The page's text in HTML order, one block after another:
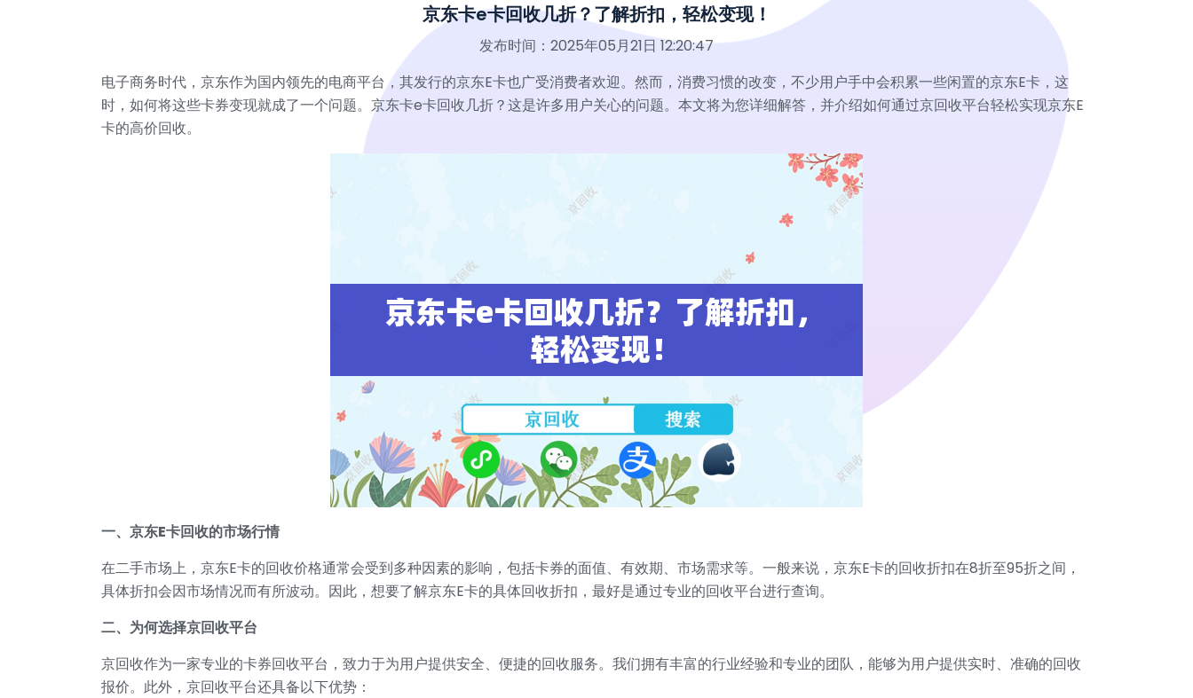
京东卡e卡回收几折？了解折扣，轻松变现！
发布时间：2025年05月21日 12:20:47
电子商务时代，京东作为国内领先的电商平台，其发行的京东E卡也广受消费者欢迎。然而，消费习惯的改变，不少用户手中会积累一些闲置的京东E卡，这
时，如何将这些卡券变现就成了一个问题。京东卡e卡回收几折？这是许多用户关心的问题。本文将为您详细解答，并介绍如何通过京回收平台轻松实现京东E
卡的高价回收。
一、京东E卡回收的市场行情
在二手市场上，京东E卡的回收价格通常会受到多种因素的影响，包括卡券的面值、有效期、市场需求等。一般来说，京东E卡的回收折扣在8折至95折之间，
具体折扣会因市场情况而有所波动。因此，想要了解京东E卡的具体回收折扣，最好是通过专业的回收平台进行查询。
二、为何选择京回收平台
京回收作为一家专业的卡券回收平台，致力于为用户提供安全、便捷的回收服务。我们拥有丰富的行业经验和专业的团队，能够为用户提供实时、准确的回收
报价。此外，京回收平台还具备以下优势：